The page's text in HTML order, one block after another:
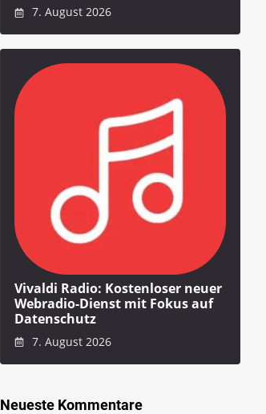
7. August 2026
Vivaldi Radio: Kostenloser neuer
Webradio-Dienst mit Fokus auf
Datenschutz
7. August 2026
Neueste Kommentare